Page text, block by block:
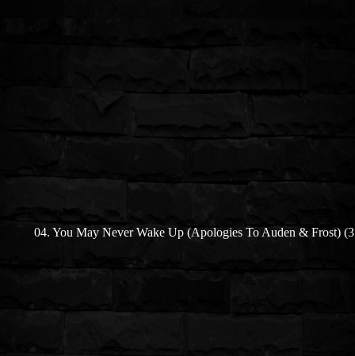
04. You May Never Wake Up (Apologies To Auden & Frost)